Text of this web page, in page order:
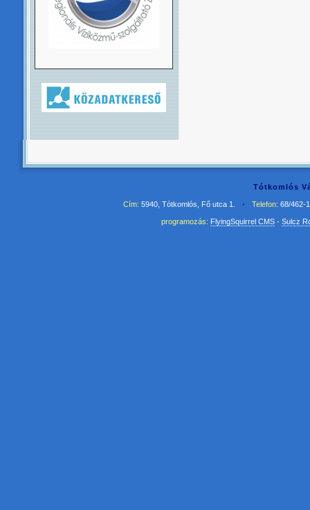
Tótkomlós
Cím: 5940, Tótkomlós, Fő utca 1. • Telefon: 68/462-
programozás: FlyingSquirrel CMS- Sulcz